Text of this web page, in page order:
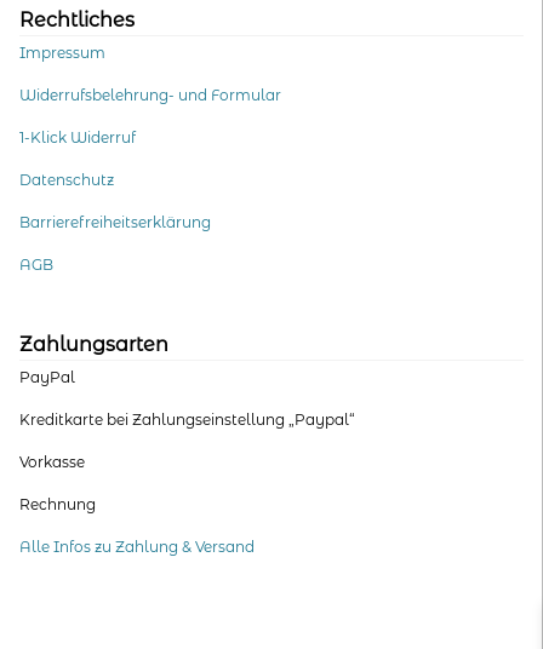
Rechtliches
Impressum
Widerrufsbelehrung- und Formular
1-Klick Widerruf
Datenschutz
Barrierefreiheitserklärung
AGB
Zahlungsarten
PayPal
Kreditkarte bei Zahlungseinstellung „Paypal“
Vorkasse
Rechnung
Alle Infos zu Zahlung & Versand